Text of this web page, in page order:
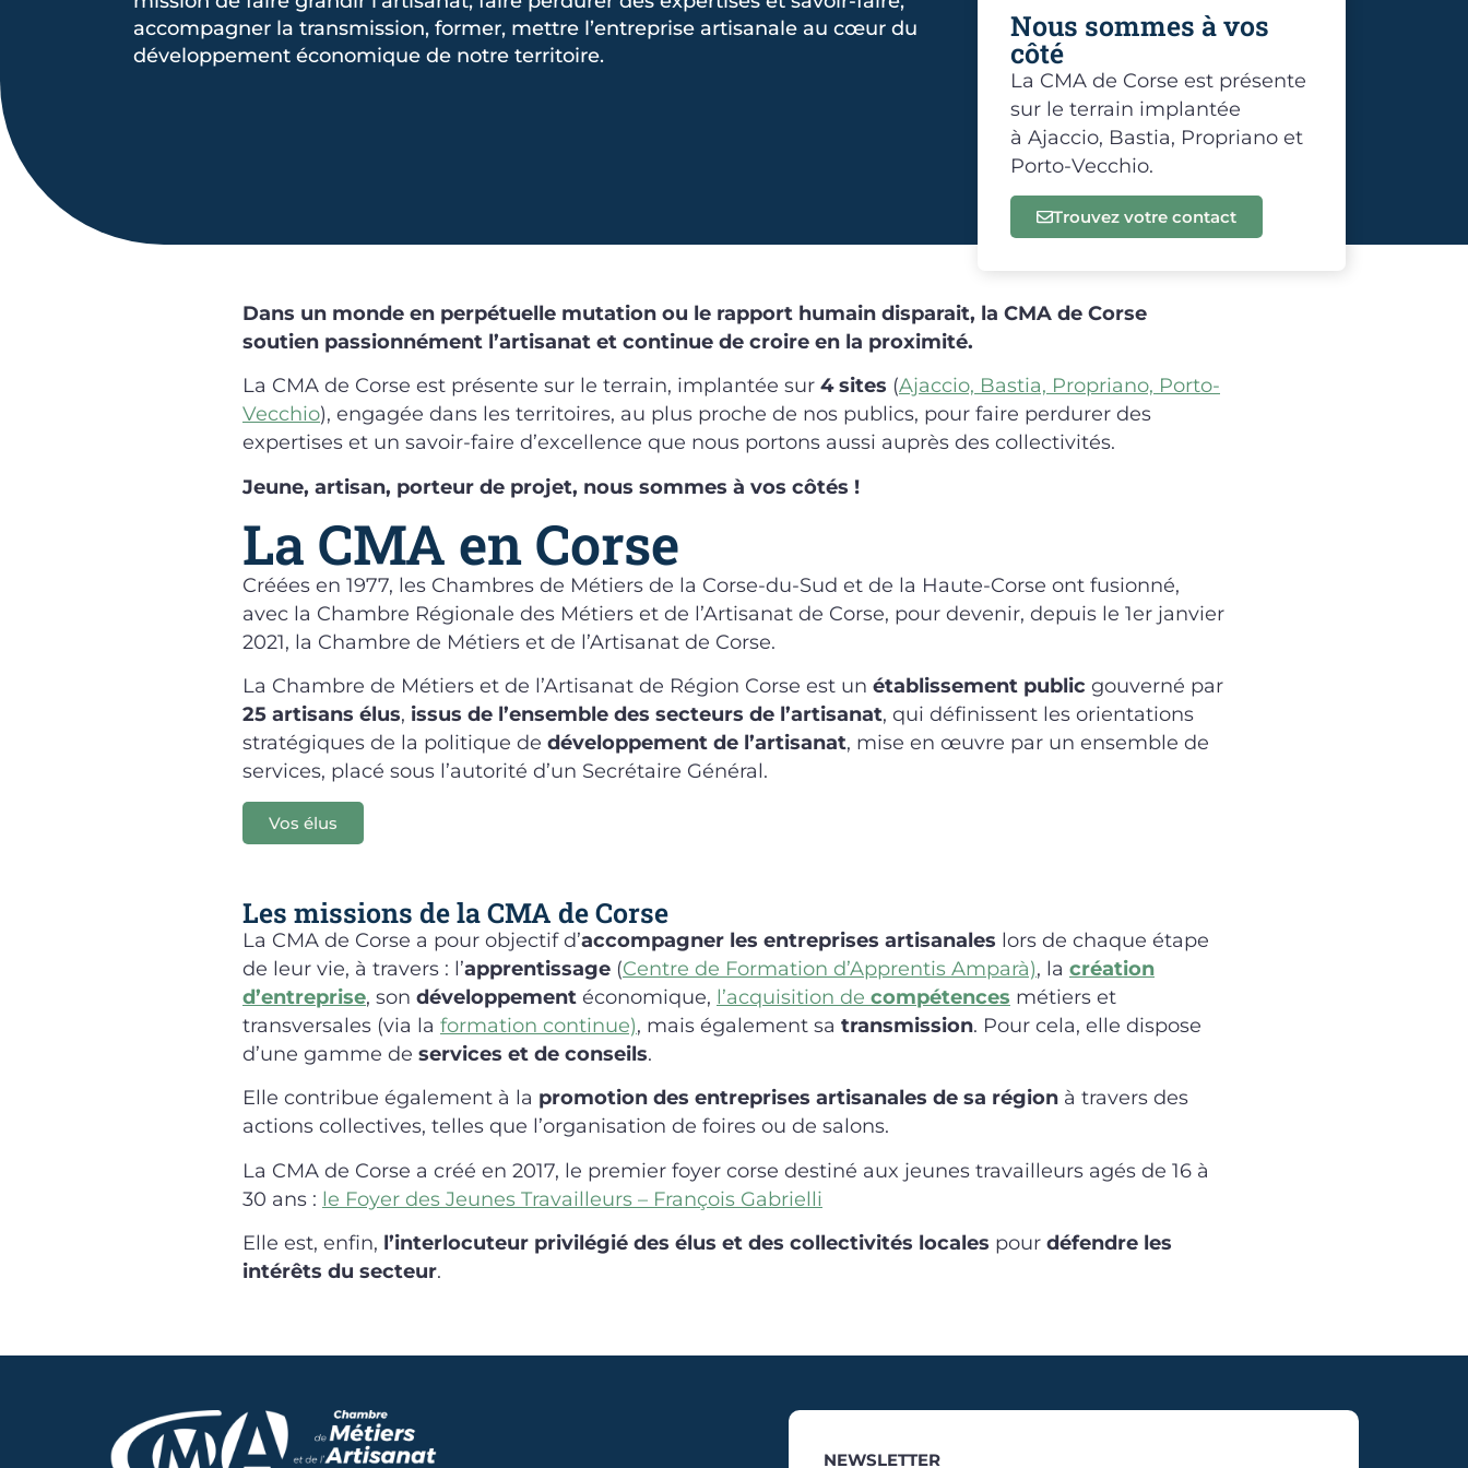
accompagner la transmission, former, mettre l’entreprise artisanale au cœur du
développement économique de notre territoire.
Nous sommes à vos
côté
La CMA de Corse est présente
sur le terrain implantée
à Ajaccio, Bastia, Propriano et
Porto-Vecchio.
Trouvez votre contact
Dans un monde en perpétuelle mutation ou le rapport humain disparait, la CMA de Corse
soutien passionnément l’artisanat et continue de croire en la proximité.
La CMA de Corse est présente sur le terrain, implantée sur 4 sites (Ajaccio, Bastia, Propriano, Porto-
Vecchio), engagée dans les territoires, au plus proche de nos publics, pour faire perdurer des
expertises et un savoir-faire d’excellence que nous portons aussi auprès des collectivités.
Jeune, artisan, porteur de projet, nous sommes à vos côtés !
La CMA en Corse
Créées en 1977, les Chambres de Métiers de la Corse-du-Sud et de la Haute-Corse ont fusionné,
avec la Chambre Régionale des Métiers et de l’Artisanat de Corse, pour devenir, depuis le 1er janvier
2021, la Chambre de Métiers et de l’Artisanat de Corse.
La Chambre de Métiers et de l’Artisanat de Région Corse est un établissement public gouverné par
25 artisans élus, issus de l’ensemble des secteurs de l’artisanat, qui définissent les orientations
stratégiques de la politique de développement de l’artisanat, mise en œuvre par un ensemble de
services, placé sous l’autorité d’un Secrétaire Général.
Vos élus
Les missions de la CMA de Corse
La CMA de Corse a pour objectif d’accompagner les entreprises artisanales lors de chaque étape
de leur vie, à travers : l’apprentissage (Centre de Formation d’Apprentis Amparà), la création
d’entreprise, son développement économique, l’acquisition de compétences métiers et
transversales (via la formation continue), mais également sa transmission. Pour cela, elle dispose
d’une gamme de services et de conseils.
Elle contribue également à la promotion des entreprises artisanales de sa région à travers des
actions collectives, telles que l’organisation de foires ou de salons.
La CMA de Corse a créé en 2017, le premier foyer corse destiné aux jeunes travailleurs agés de 16 à
30 ans : le Foyer des Jeunes Travailleurs – François Gabrielli
Elle est, enfin, l’interlocuteur privilégié des élus et des collectivités locales pour défendre les
intérêts du secteur.
NEWSLETTER